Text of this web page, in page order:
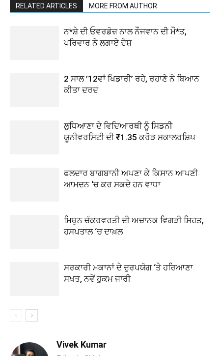
RELATED ARTICLES MORE FROM AUTHOR
ਨ*ਸ਼ੇ ਦੀ ਓਵਰਡੋਜ਼ ਨਾਲ ਨੌਜਵਾਨ ਦੀ ਮੌ*ਤ,
ਪਰਿਵਾਰ ਨੇ ਲਗਾਏ ਦੋਸ਼
2 ਸਾਲ ’12ਵਾਂ ਖਿਡਾਰੀ’ ਰਹੇ, ਰਹਾਣੇ ਨੇ ਬਿਆਨ
ਕੀਤਾ ਦਰਦ
ਲੁਧਿਆਣਾ ਦੇ ਵਿਦਿਆਰਥੀ ਨੂੰ ਸਿਡਨੀ
ਯੂਨੀਵਰਸਿਟੀ ਦੀ ₹1.35 ਕਰੋੜ ਸਕਾਲਰਸ਼ਿਪ
ਫਲਦਾਰ ਬਾਗਬਾਨੀ ਅਪਣਾ ਕੇ ਕਿਸਾਨ ਆਪਣੀ
ਆਮਦਨ ‘ਚ ਕਰ ਸਕਦੇ ਹਨ ਵਾਧਾ
ਮਿਥੁਨ ਚੱਕਰਵਰਤੀ ਦੀ ਅਚਾਨਕ ਵਿਗੜੀ ਸਿਹਤ,
ਹਸਪਤਾਲ ‘ਚ ਦਾਖ਼ਲ
ਸਰਕਾਰੀ ਮਕਾਨਾਂ ਦੇ ਦੁਰਪਯੋਗ ‘ਤੇ ਹਰਿਆਣਾ
ਸਖ਼ਤ, ਨਵੇਂ ਹੁਕਮ ਜਾਰੀ
Vivek Kumar